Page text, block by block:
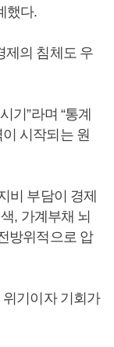
했다.
제의 침체도 우
기”라며 “통계
시작되는 원
비 부담이 경제
, 가계부채 뇌
방위적으로 압
기이자 기회가